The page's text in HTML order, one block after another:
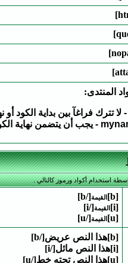
المنتدى:
- لا تترك فراغآ بين بداية الكود
- يجب أن يتضمن نهاية
استخدام أكواد ورموز كالتالي .
[b] القيمة[/b]
[i]
القيمة[/i]
[u]
القيمة[/u]
[b]هذا النص عريض[/b]
[i]هذا النص مائل[/i]
[u]هذا النص تحته خط[/u]